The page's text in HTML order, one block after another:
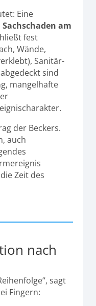
Eine
Sachschaden am
fest
Wände,
Sanitär-
sind
mangelhafte
der Beckers.
auch
Zeit des
nach
sagt
Fingern: